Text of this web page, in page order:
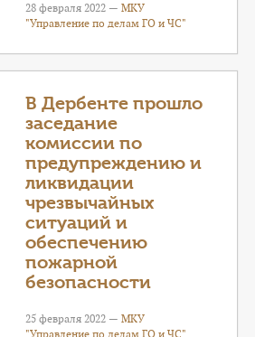
28 февраля 2022 —МКУ
"Управление по делам ГО и ЧС"
В Дербенте прошло
заседание
комиссии по
предупреждению и
ликвидации
чрезвычайных
ситуаций и
обеспечению
пожарной
безопасности
25 февраля 2022 —МКУ
"Управление по делам ГО и ЧС"